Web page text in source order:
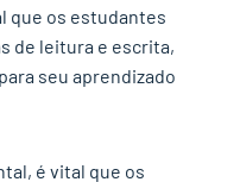
que os estudantes
de leitura e escrita,
seu aprendizado
é vital que os